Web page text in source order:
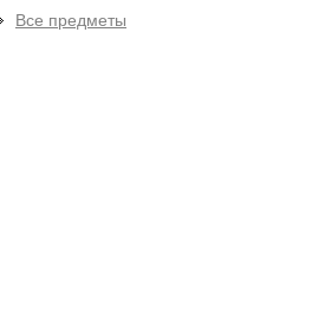
Все предметы